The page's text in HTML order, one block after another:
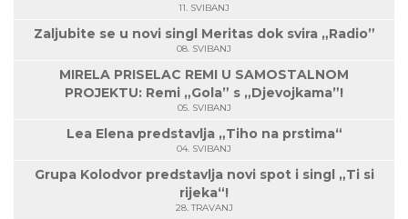
11. SVIBANJ
Zaljubite se u novi singl Meritas dok svira „Radio”
08. SVIBANJ
MIRELA PRISELAC REMI U SAMOSTALNOM
PROJEKTU: Remi „Gola” s „Djevojkama”!
05. SVIBANJ
Lea Elena predstavlja „Tiho na prstima“
04. SVIBANJ
Grupa Kolodvor predstavlja novi spot i singl „Ti si
rijeka“!
28. TRAVANJ